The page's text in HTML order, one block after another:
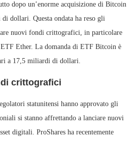
dopo un’enorme acquisizione di Bitcoin
dollari. Questa ondata ha reso gli
nuovi fondi crittografici, in particolare
Ether. La domanda di ETF Bitcoin è
a 17,5 miliardi di dollari.
crittografici
statunitensi hanno approvato gli
si stanno affrettando a lanciare nuovi
digitali. ProShares ha recentemente